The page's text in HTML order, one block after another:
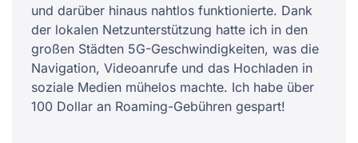
und darüber hinaus nahtlos funktionierte. Dank
der lokalen Netzunterstützung hatte ich in den
großen Städten 5G-Geschwindigkeiten, was die
Navigation, Videoanrufe und das Hochladen in
soziale Medien mühelos machte. Ich habe über
100 Dollar an Roaming-Gebühren gespart!